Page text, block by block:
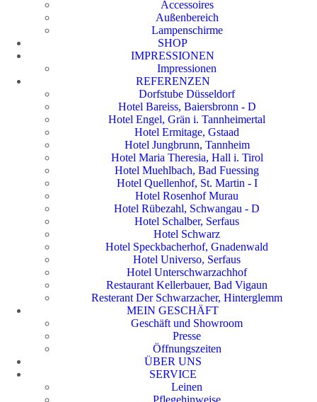
Accessoires
Außenbereich
Lampenschirme
SHOP
IMPRESSIONEN
Impressionen
REFERENZEN
Dorfstube Düsseldorf
Hotel Bareiss, Baiersbronn - D
Hotel Engel, Grän i. Tannheimertal
Hotel Ermitage, Gstaad
Hotel Jungbrunn, Tannheim
Hotel Maria Theresia, Hall i. Tirol
Hotel Muehlbach, Bad Fuessing
Hotel Quellenhof, St. Martin - I
Hotel Rosenhof Murau
Hotel Rübezahl, Schwangau - D
Hotel Schalber, Serfaus
Hotel Schwarz
Hotel Speckbacherhof, Gnadenwald
Hotel Universo, Serfaus
Hotel Unterschwarzachhof
Restaurant Kellerbauer, Bad Vigaun
Resterant Der Schwarzacher, Hinterglemm
MEIN GESCHÄFT
Geschäft und Showroom
Presse
Öffnungszeiten
ÜBER UNS
SERVICE
Leinen
Pflegehinweise